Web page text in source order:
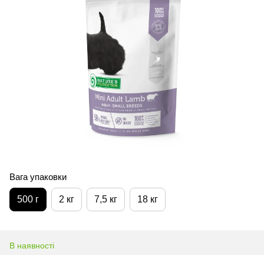
Вага упаковки
500 г 2 кг 7,5 кг 18 кг
В наявності